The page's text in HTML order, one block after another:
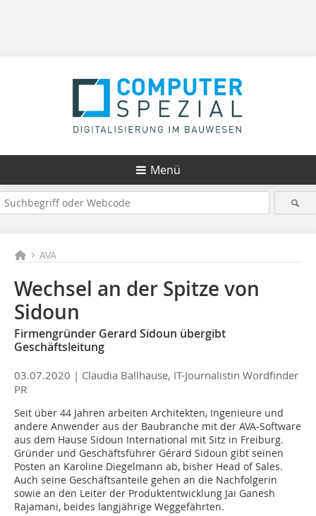
Menü
AVA
Wechsel an der Spitze von
Sidoun
Firmengründer Gerard Sidoun übergibt
Geschäftsleitung
03.07.2020 | Claudia Ballhause, IT-Journalistin Wordfinder
PR
Seit über 44 Jahren arbeiten Architekten, Ingenieure und
andere Anwender aus der Baubranche mit der AVA-Software
aus dem Hause Sidoun International mit Sitz in Freiburg.
Gründer und Geschäftsführer Gérard Sidoun gibt seinen
Posten an Karoline Diegelmann ab, bisher Head of Sales.
Auch seine Geschäftsanteile gehen an die Nachfolgerin
sowie an den Leiter der Produktentwicklung Jai Ganesh
Rajamani, beides langjährige Weggefährten.